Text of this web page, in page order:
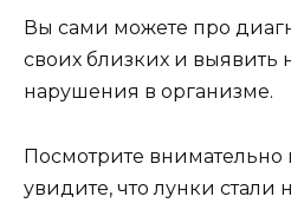
Вы сами можете про
своих близких и выявить
нарушения в организме.
Посмотрите внимательно
увидите, что лунки стали